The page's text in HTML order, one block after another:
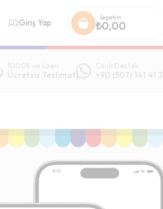
Giriş Yap
Sepetim
₺0,00
1000₺ ve üzeri
Ücretsiz Teslimat
Canlı Destek
+90 (507) 141 41